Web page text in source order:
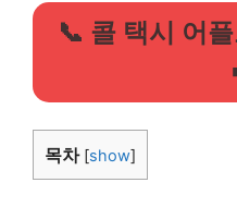
📞 콜 택시 어
목차 [show]